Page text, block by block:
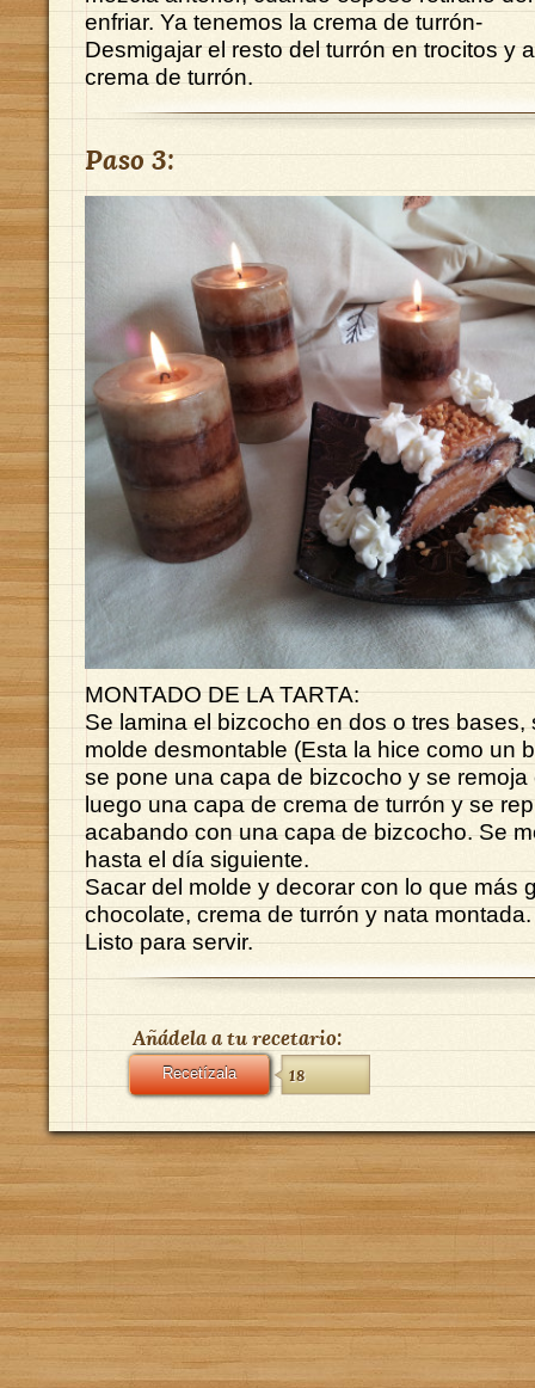
enfriar. Ya tenemos la crema de turrón-
Desmigajar el resto del turrón en trocitos y
crema de turrón.
Paso 3:
MONTADO DE LA TARTA:
Se lamina el bizcocho en dos o tres bases,
molde desmontable (Esta la hice como un
se pone una capa de bizcocho y se remoja
luego una capa de crema de turrón y se
acabando con una capa de bizcocho. Se
hasta el día siguiente.
Sacar del molde y decorar con lo que más
chocolate, crema de turrón y nata montada.
Listo para servir.
Añádela a tu recetario:
Recetízala 18